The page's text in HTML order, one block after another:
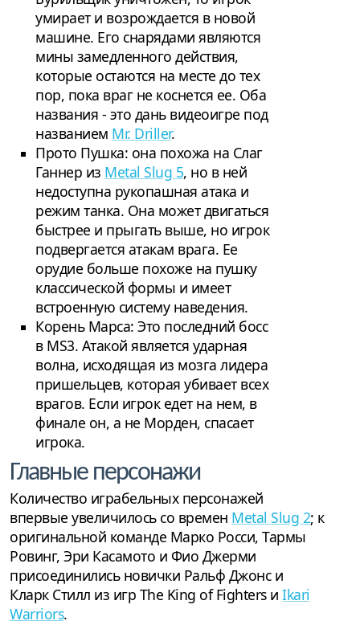
умирает и возрождается в новой
машине. Его снарядами являются
мины замедленного действия,
которые остаются на месте до тех
пор, пока враг не коснется ее. Оба
названия - это дань видеоигре под
названием Mr. Driller.
Прото Пушка: она похожа на Слаг
Ганнер из Metal Slug 5, но в ней
недоступна рукопашная атака и
режим танка. Она может двигаться
быстрее и прыгать выше, но игрок
подвергается атакам врага. Ее
орудие больше похоже на пушку
классической формы и имеет
встроенную систему наведения.
Корень Марса: Это последний босс
в MS3. Атакой является ударная
волна, исходящая из мозга лидера
пришельцев, которая убивает всех
врагов. Если игрок едет на нем, в
финале он, а не Морден, спасает
игрока.
Главные персонажи
Количество играбельных персонажей
впервые увеличилось со времен Metal Slug 2; к
оригинальной команде Марко Росси, Тармы
Ровинг, Эри Касамото и Фио Джерми
присоединились новички Ральф Джонс и
Кларк Стилл из игр The King of Fighters и Ikari
Warriors.